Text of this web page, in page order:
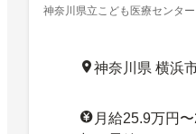
神奈川県立こども医療センター
神奈川県 横浜
月給25.9万円